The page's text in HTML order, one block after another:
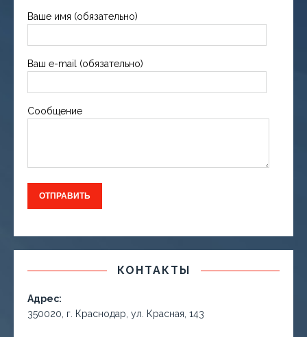
Ваше имя (обязательно)
Ваш e-mail (обязательно)
Сообщение
КОНТАКТЫ
Адрес:
350020, г. Краснодар, ул. Красная, 143